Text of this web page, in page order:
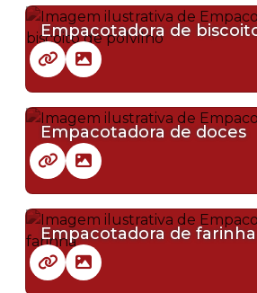
Empacotadora de
Empacotadora de doces
Empacotadora de farinha